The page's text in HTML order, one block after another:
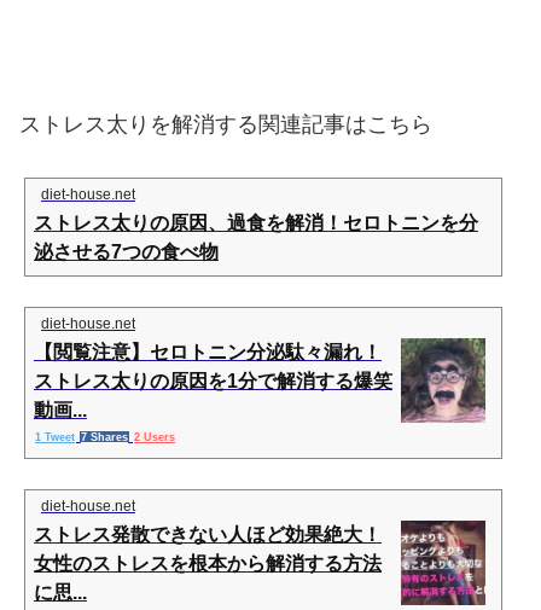
ストレス太りを解消する関連記事はこちら
diet-house.net
ストレス太りの原因、過食を解消！セロトニンを分
泌させる7つの食べ物
diet-house.net
【閲覧注意】セロトニン分泌駄々漏れ！
ストレス太りの原因を1分で解消する爆笑
動画...
1 Tweet 7 Shares 2 Users
diet-house.net
ストレス発散できない人ほど効果絶大！
女性のストレスを根本から解消する方法
に思...